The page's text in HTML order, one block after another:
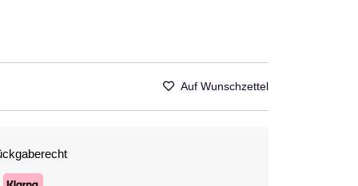
Auf Wunschzettel